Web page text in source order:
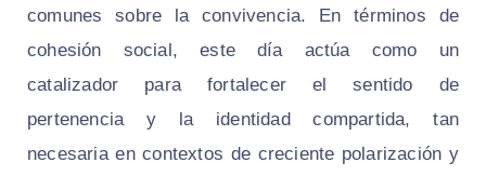
comunes sobre la convivencia. En términos de
cohesión social, este día actúa como un
catalizador para fortalecer el sentido de
pertenencia y la identidad compartida, tan
necesaria en contextos de creciente polarización y